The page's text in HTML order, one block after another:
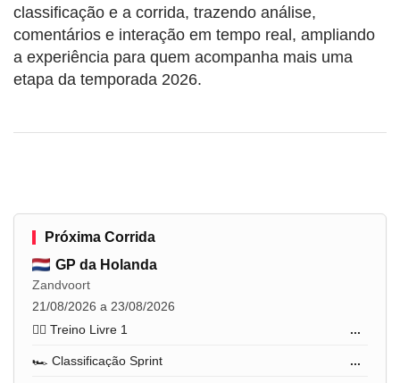
classificação e a corrida, trazendo análise,
comentários e interação em tempo real, ampliando
a experiência para quem acompanha mais uma
etapa da temporada 2026.
Próxima Corrida
GP da Holanda
Zandvoort
21/08/2026 a 23/08/2026
🏋️‍♂️ Treino Livre 1
...
🏎️ Classificação Sprint ...